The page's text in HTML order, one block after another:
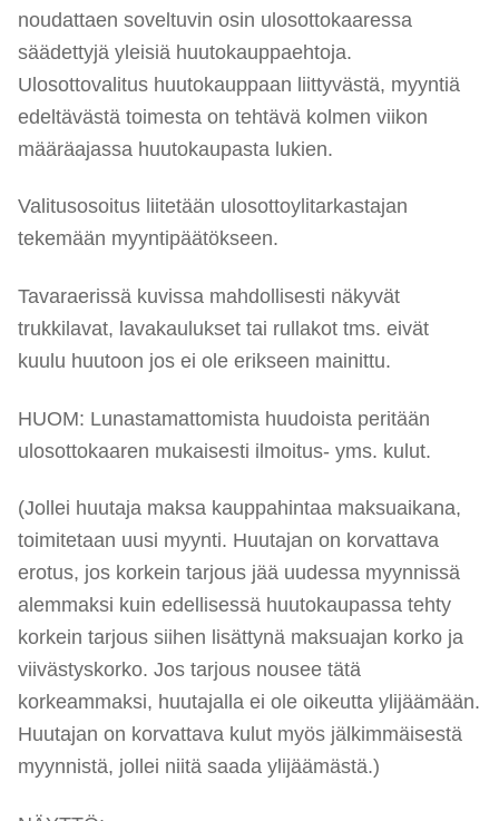
noudattaen soveltuvin osin ulosottokaaressa
säädettyjä yleisiä huutokauppaehtoja.
Ulosottovalitus huutokauppaan liittyvästä, myyntiä
edeltävästä toimesta on tehtävä kolmen viikon
määräajassa huutokaupasta lukien.
Valitusosoitus liitetään ulosottoylitarkastajan
tekemään myyntipäätökseen.
Tavaraerissä kuvissa mahdollisesti näkyvät
trukkilavat, lavakaulukset tai rullakot tms. eivät
kuulu huutoon jos ei ole erikseen mainittu.
HUOM: Lunastamattomista huudoista peritään
ulosottokaaren mukaisesti ilmoitus- yms. kulut.
(Jollei huutaja maksa kauppahintaa maksuaikana,
toimitetaan uusi myynti. Huutajan on korvattava
erotus, jos korkein tarjous jää uudessa myynnissä
alemmaksi kuin edellisessä huutokaupassa tehty
korkein tarjous siihen lisättynä maksuajan korko ja
viivästyskorko. Jos tarjous nousee tätä
korkeammaksi, huutajalla ei ole oikeutta ylijäämään.
Huutajan on korvattava kulut myös jälkimmäisestä
myynnistä, jollei niitä saada ylijäämästä.)